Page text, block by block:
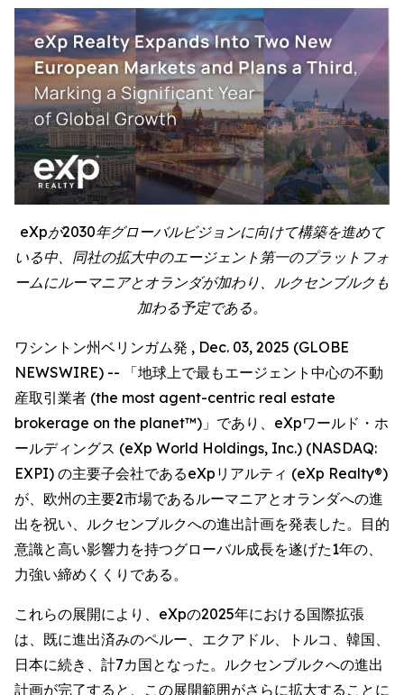
eXpが2030年グローバルビジョンに向けて構築を進めて
いる中、同社の拡大中のエージェント第一のプラットフォ
ームにルーマニアとオランダが加わり、ルクセンブルクも
加わる予定である。
ワシントン州ベリンガム発 , Dec. 03, 2025 (GLOBE
NEWSWIRE) -- 「地球上で最もエージェント中心の不動
産取引業者 (the most agent-centric real estate
brokerage on the planet™)」であり、eXpワールド・ホ
ールディングス (eXp World Holdings, Inc.) (NASDAQ:
EXPI) の主要子会社であるeXpリアルティ (eXp Realty®)
が、欧州の主要2市場であるルーマニアとオランダへの進
出を祝い、ルクセンブルクへの進出計画を発表した。目的
意識と高い影響力を持つグローバル成長を遂げた1年の、
力強い締めくくりである。
これらの展開により、eXpの2025年における国際拡張
は、既に進出済みのペルー、エクアドル、トルコ、韓国、
日本に続き、計7カ国となった。ルクセンブルクへの進出
計画が完了すると、この展開範囲がさらに拡大することに